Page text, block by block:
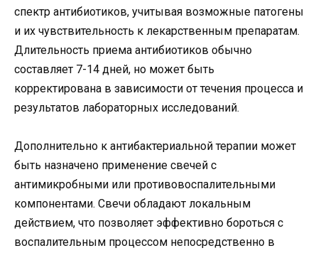
спектр антибиотиков, учитывая возможные патогены
и их чувствительность к лекарственным препаратам.
Длительность приема антибиотиков обычно
составляет 7-14 дней, но может быть
корректирована в зависимости от течения процесса и
результатов лабораторных исследований.
Дополнительно к антибактериальной терапии может
быть назначено применение свечей с
антимикробными или противовоспалительными
компонентами. Свечи обладают локальным
действием, что позволяет эффективно бороться с
воспалительным процессом непосредственно в